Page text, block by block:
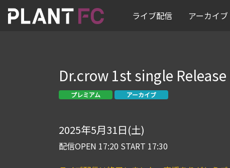
ライブ配信 アーカイブ
Dr.crow 1st single
プレミアム アーカイブ
2025年5月31日(土)
配信OPEN 17:20 START 17:30